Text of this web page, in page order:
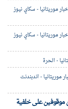
موريتانيا - سكاي نيوز
موريتانيا - سكاي نيوز
- الحرة
موريتانيا - اندبندنت
تعلن وفاة 3 متظاهرين موقوفين على خلفية